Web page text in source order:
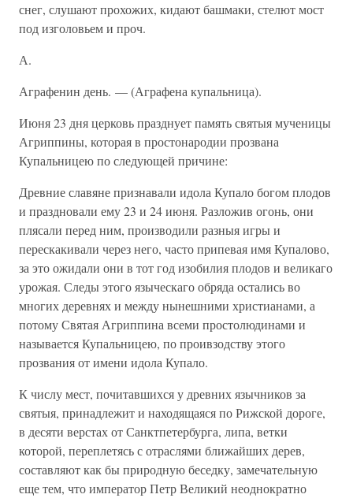
снег, слушают прохожих, кидают башмаки, стелют мост
под изголовьем и проч.
А.
Аграфенин день. — (Аграфена купальница).
Июня 23 дня церковь празднует память святыя мученицы
Агриппины, которая в простонародии прозвана
Купальницею по следующей причине:
Древние славяне признавали идола Купало богом плодов
и праздновали ему 23 и 24 июня. Разложив огонь, они
плясали перед ним, производили разныя игры и
перескакивали через него, часто припевая имя Купалово,
за это ожидали они в тот год изобилия плодов и великаго
урожая. Следы этого языческаго обряда остались во
многих деревнях и между нынешними христианами, а
потому Святая Агриппина всеми простолюдинами и
называется Купальницею, по проивзодству этого
прозвания от имени идола Купало.
К числу мест, почитавшихся у древних язычников за
святыя, принадлежит и находящаяся по Рижской дороге,
в десяти верстах от Санктпетербурга, липа, ветки
которой, переплетясь с отраслями ближайших дерев,
составляют как бы природную беседку, замечательную
еще тем, что император Петр Великий неоднократно